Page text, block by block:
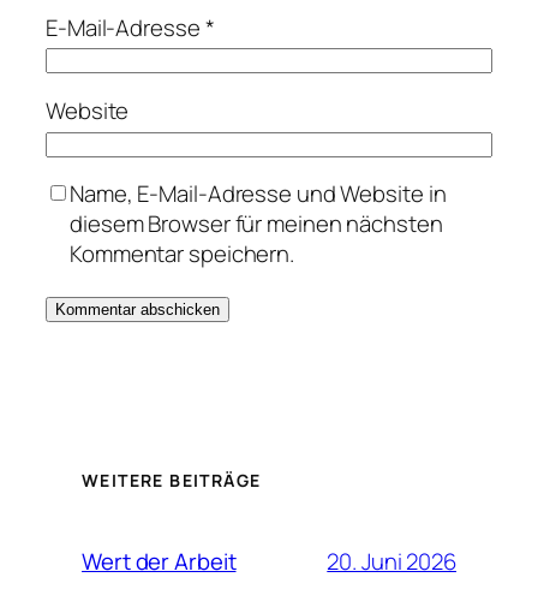
E-Mail-Adresse*
Website
Name, E-Mail-Adresse und Website in
diesem Browser für meinen nächsten
Kommentar speichern.
WEITERE BEITRÄGE
Wert der Arbeit 20. Juni 2026